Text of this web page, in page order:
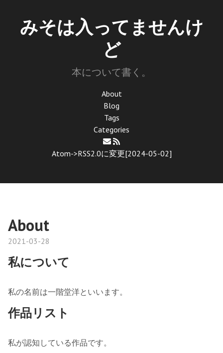
みそは入ってませんけ
ど
本について書く。
About
Blog
Tags
Categories
Atom->RSS2.0に変更[2024-05-02]
About
2021-03-28
私について
私の名前は一階堂洋といいます。
作品リスト
私が認知している作品です。